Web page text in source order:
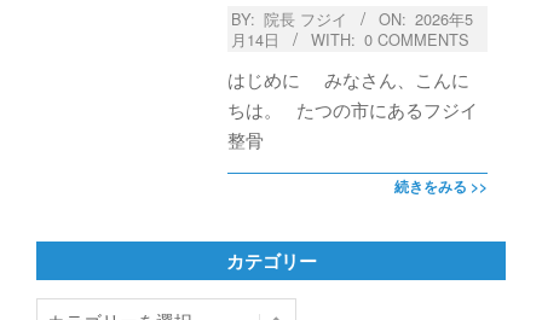
BY: 院長 フジイ ON: 2026年5
月14日
WITH: 0 COMMENTS
はじめに みなさん、こんに
ちは。 たつの市にあるフジイ
整骨
続きをみる >>
カテゴリー